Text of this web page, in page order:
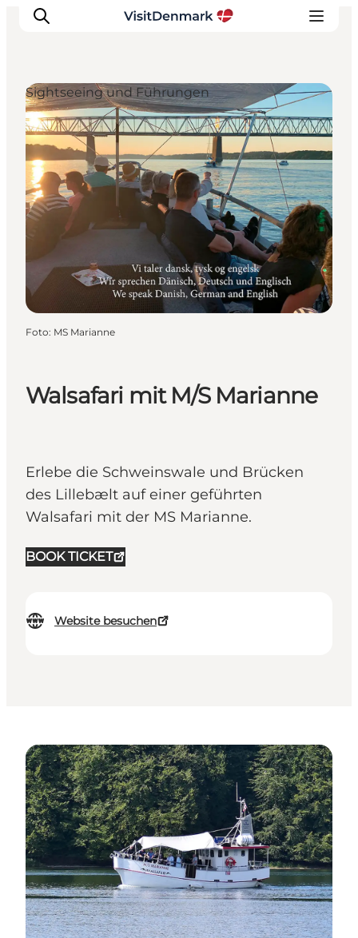
Inspiration
Regionen
Erlebnisse
Unterkünfte
Reiseplanung
Walsafari mit M/S Marianne
Erlebe die Schweinswale und Brücken
des Lillebælt auf einer geführten
Walsafari mit der MS Marianne.
BOOK TICKET
Website besuchen
Sightseeing und Führungen
Foto: MS Marianne